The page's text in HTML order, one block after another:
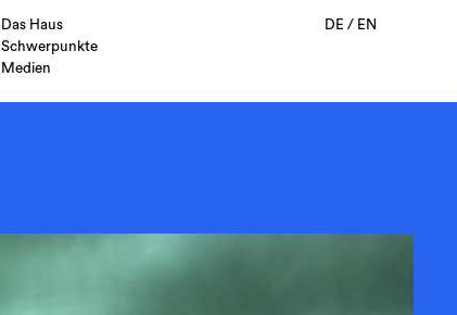
Das Haus
Schwerpunkte
Medien
DE/ EN